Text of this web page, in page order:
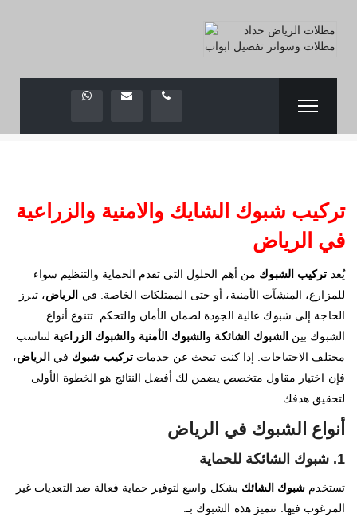
تركيب شبوك الشايك والامنية والزراعية
في الرياض
يُعد تركيب الشبوك من أهم الحلول التي تقدم الحماية والتنظيم سواء
للمزارع، المنشآت الأمنية، أو حتى الممتلكات الخاصة. في
الرياض، تبرز
الحاجة إلى شبوك عالية الجودة لضمان الأمان والتحكم. تتنوع أنواع
الشبوك بين الشبوك الشائكة و الشبوك الأمنية و الشبوك الزراعية لتناسب
مختلف الاحتياجات. إذا كنت تبحث عن خدمات تركيب شبوك في الرياض،
فإن اختيار مقاول متخصص يضمن لك أفضل النتائج هو الخطوة الأولى
لتحقيق هدفك.
أنواع الشبوك في الرياض
1. شبوك الشائكة للحماية
تستخدم شبوك الشائك بشكل واسع لتوفير حماية فعالة ضد التعديات غير
المرغوب فيها. تتميز هذه الشبوك بـ: